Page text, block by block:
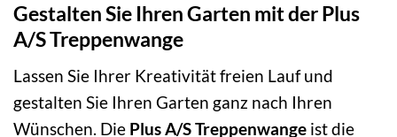
Gestalten Sie Ihren Garten mit der Plus
A/S Treppenwange
Lassen Sie Ihrer Kreativität freien Lauf und
gestalten Sie Ihren Garten ganz nach Ihren
Wünschen. Die Plus A/S Treppenwange ist die